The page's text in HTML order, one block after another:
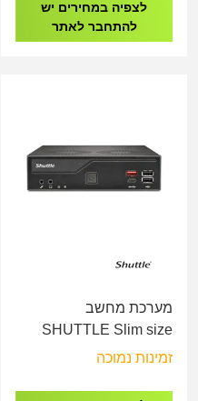
5060 8GB
לצפיה במחירים יש
להתחבר לאתר
מערכת מחשב
SHUTTLE Slim size
DH810 Barebone
זמינות נמוכה